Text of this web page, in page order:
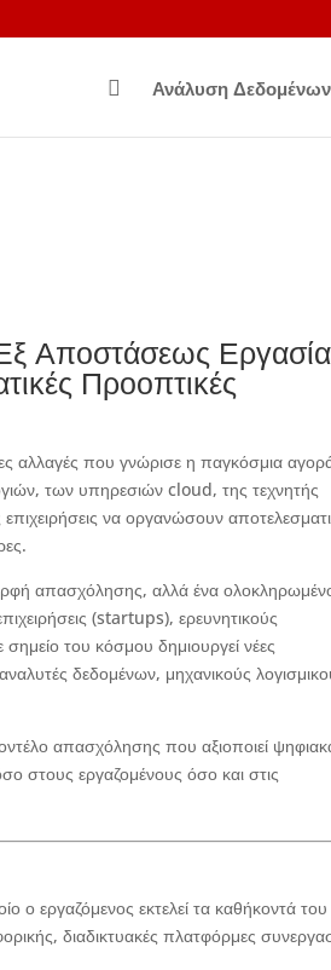
 Ανάλυση Δεδομένων
Αποστάσεως
Προοπτικές
αλλαγές που γνώρισε η παγκόσμια
των υπηρεσιών cloud, της τεχνητής
να οργανώσουν
απασχόλησης, αλλά ένα
(startups), ερευνητικούς
του κόσμου δημιουργεί νέες
δεδομένων, μηχανικούς
απασχόλησης που αξιοποιεί
στους εργαζομένους όσο και στις
ο εργαζόμενος εκτελεί τα καθήκοντά του
διαδικτυακές πλατφόρμες